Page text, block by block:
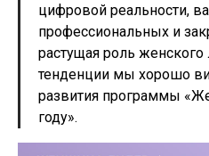
цифровой реальности,
профессиональных и
растущая роль женского
тенденции мы хорошо
развития программы
году».